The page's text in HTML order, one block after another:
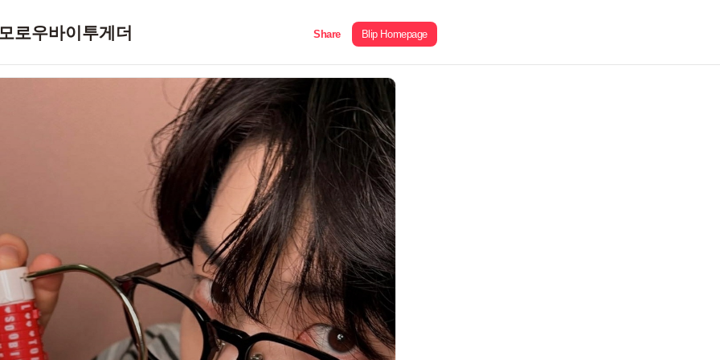
로우바이투게더 Share Blip Homepage